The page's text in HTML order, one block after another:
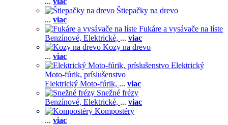
Štiepačky na drevo
... viac
Fukáre a vysávače na líste
Benzínové, Elektrické, ... viac
Kozy na drevo
... viac
Elektrický
Moto-fúrik, príslušenstvo
Elektrický Moto-fúrik, ... viac
Snežné frézy
Benzínové, Elektrické, ... viac
Kompostéry
... viac